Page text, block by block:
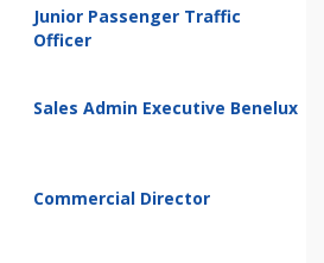
Junior Passenger Traffic
Officer
Sales Admin Executive Benelux
Commercial Director